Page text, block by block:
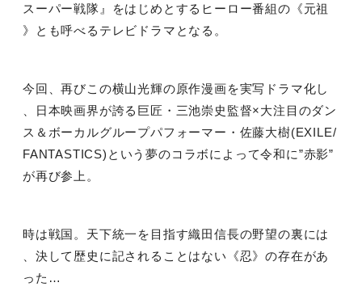
スーパー戦隊』をはじめとするヒーロー番組の《元祖
》とも呼べるテレビドラマとなる。
今回、再びこの横山光輝の原作漫画を実写ドラマ化し
、日本映画界が誇る巨匠・三池崇史監督×大注目のダン
ス＆ボーカルグループパフォーマー・佐藤大樹(EXILE/
FANTASTICS) という夢のコラボによって令和に”赤影”
が再び参上。
時は戦国。天下統一を目指す織田信長の野望の裏には
、決して歴史に記されることはない《忍》の存在があ
った …